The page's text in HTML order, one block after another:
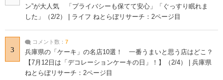
ン”が大人気 「プライバシーも保てて安心」「ぐっすり眠れま
した」（2/2） | ライフ ねとらぼリサーチ：2ページ目
3
コメント数： 7
兵庫県の「ケーキ」の名店10選！ 一番うまいと思う店はどこ？
【7月12日は「デコレーションケーキの日」！】（2/4） | 兵庫県
ねとらぼリサーチ：2ページ目